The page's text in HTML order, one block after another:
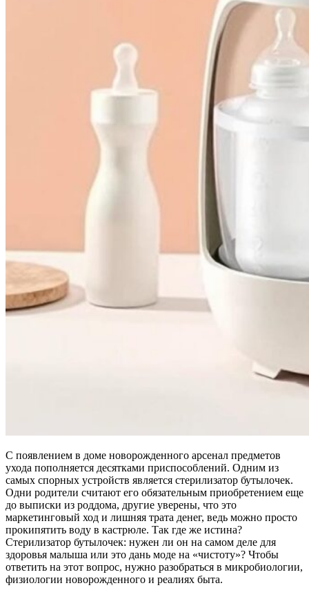
С появлением в доме новорожденного арсенал предметов
ухода пополняется десятками приспособлений. Одним из
самых спорных устройств является стерилизатор бутылочек.
Одни родители считают его обязательным приобретением еще
до выписки из роддома, другие уверены, что это
маркетинговый ход и лишняя трата денег, ведь можно просто
прокипятить воду в кастрюле. Так где же истина?
Стерилизатор бутылочек: нужен ли он на самом деле для
здоровья малыша или это дань моде на «чистоту»? Чтобы
ответить на этот вопрос, нужно разобраться в микробиологии,
физиологии новорожденного и реалиях быта.